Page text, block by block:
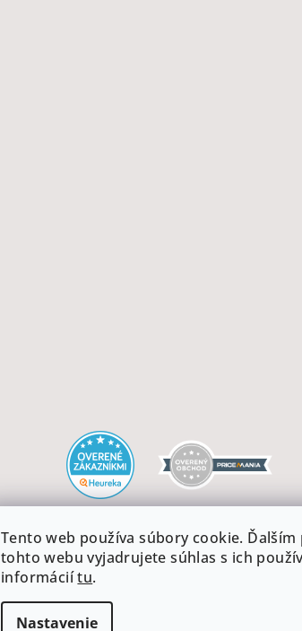
Tento web používa súbory cookie. Ďalším
tohto webu vyjadrujete súhlas s ich
informáciítu.
Nastavenie